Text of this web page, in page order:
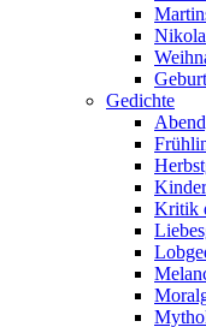
Gedichte
Kritik